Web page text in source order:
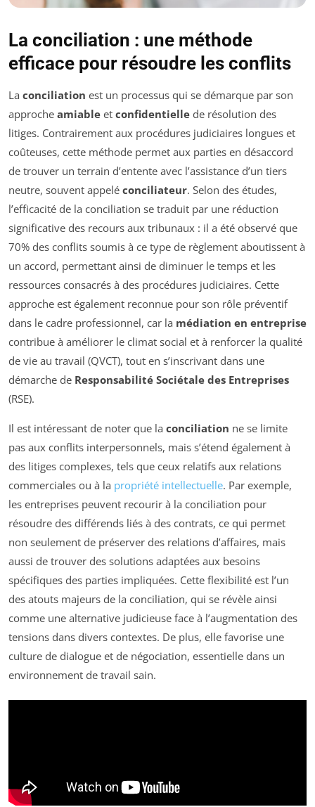
La conciliation : une méthode
efficace pour résoudre les conflits
La conciliation est un processus qui se démarque par son
approche amiable et confidentielle de résolution des
litiges. Contrairement aux procédures judiciaires longues et
coûteuses, cette méthode permet aux parties en désaccord
de trouver un terrain d’entente avec l’assistance d’un tiers
neutre, souvent appelé conciliateur. Selon des études,
l’efficacité de la conciliation se traduit par une réduction
significative des recours aux tribunaux : il a été observé que
70% des conflits soumis à ce type de règlement aboutissent à
un accord, permettant ainsi de diminuer le temps et les
ressources consacrés à des procédures judiciaires. Cette
approche est également reconnue pour son rôle préventif
dans le cadre professionnel, car la médiation en entreprise
contribue à améliorer le climat social et à renforcer la qualité
de vie au travail (QVCT), tout en s’inscrivant dans une
démarche de Responsabilité Sociétale des Entreprises
(RSE).
Il est intéressant de noter que la conciliation ne se limite
pas aux conflits interpersonnels, mais s’étend également à
des litiges complexes, tels que ceux relatifs aux relations
commerciales ou à la propriété intellectuelle. Par exemple,
les entreprises peuvent recourir à la conciliation pour
résoudre des différends liés à des contrats, ce qui permet
non seulement de préserver des relations d’affaires, mais
aussi de trouver des solutions adaptées aux besoins
spécifiques des parties impliquées. Cette flexibilité est l’un
des atouts majeurs de la conciliation, qui se révèle ainsi
comme une alternative judicieuse face à l’augmentation des
tensions dans divers contextes. De plus, elle favorise une
culture de dialogue et de négociation, essentielle dans un
environnement de travail sain.